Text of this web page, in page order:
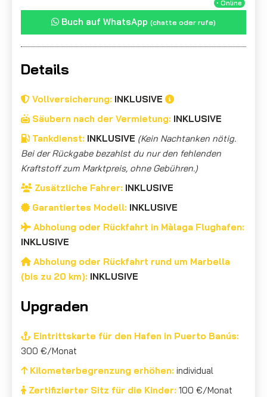
・Online
Buch auf WhatsApp (chatte oder rufe)
Details
Vollversicherung: INKLUSIVE
Säubern nach der Vermietung: INKLUSIVE
Tankdienst: INKLUSIVE (Kein Nachtanken nötig.
Bei der Rückgabe bezahlst du nur den fehlenden
Kraftstoff zum Marktpreis, ohne Gebühren.)
Zusätzliche Fahrer: INKLUSIVE
Garantiertes Modell: INKLUSIVE
Abholung oder Rückfahrt in Màlaga Flughafen:
INKLUSIVE
Abholung oder Rückfahrt rund um Marbella
(bis zu 20 km): INKLUSIVE
Upgraden
Eintrittskarte für den Hafen in Puerto Banús:
300 €/Monat
Kilometerbegrenzung erhöhen: individual
Zertifizierter Sitz für die Kinder: 100 €/Monat